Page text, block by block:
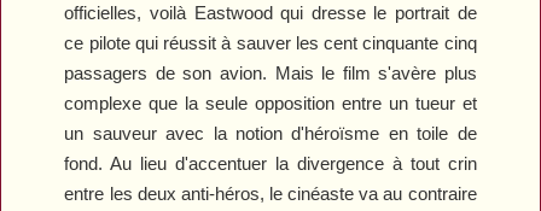
officielles, voilà Eastwood qui dresse le portrait de
ce pilote qui réussit à sauver les cent cinquante cinq
passagers de son avion. Mais le film s'avère plus
complexe que la seule opposition entre un tueur et
un sauveur avec la notion d'héroïsme en toile de
fond. Au lieu d'accentuer la divergence à tout crin
entre les deux anti-héros, le cinéaste va au contraire